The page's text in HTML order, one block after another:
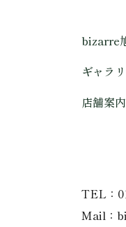
bizarre
ギャラ
店舗案
TEL
Mail